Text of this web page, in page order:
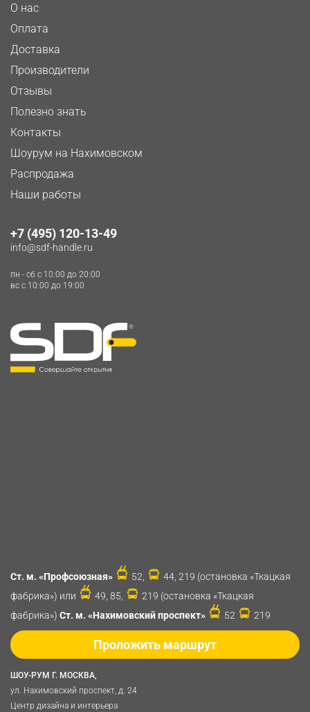
О нас
Оплата
Доставка
Производители
Отзывы
Полезно знать
Контакты
Шоурум на Нахимовском
Распродажа
Наши работы
+7 (495) 120-13-49
info@sdf-handle.ru
пн - сб c 10:00 до 20:00
вс c 10:00 до 19:00
ШОУ-РУМ Г. МОСКВА,
ул. Нахимовский проспект, д. 24
Центр дизайна и интерьера
Ст. м. «Профсоюзная» 52,
44, 219 (остановка «Ткацкая
фабрика») или
49, 85,
219 (остановка «Ткацкая
фабрика») Ст. м. «Нахимовский проспект» 52 219
Проложить маршрут